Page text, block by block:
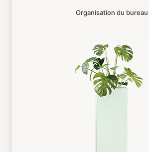
Organisation du bureau